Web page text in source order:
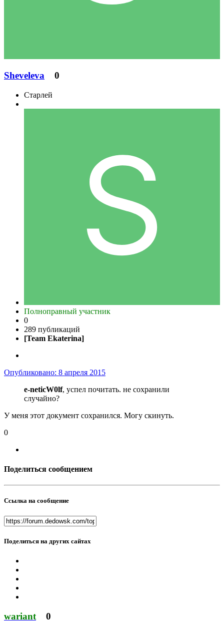
Sheveleva 0
Старлей
Полноправный участник
0
289 публикаций
[Team Ekaterina]
Опубликовано: 8 апреля 2015
e-neticW0lf, успел почитать. не сохранили
случайно?
У меня этот документ сохранился. Могу скинуть.
0
Поделиться сообщением
Ссылка на сообщение
Поделиться на других сайтах
wariant 0